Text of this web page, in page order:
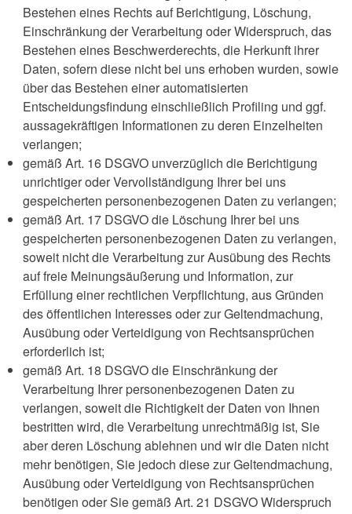
Bestehen eines Rechts auf Berichtigung, Löschung,
Einschränkung der Verarbeitung oder Widerspruch, das
Bestehen eines Beschwerderechts, die Herkunft ihrer
Daten, sofern diese nicht bei uns erhoben wurden, sowie
über das Bestehen einer automatisierten
Entscheidungsfindung einschließlich Profiling und ggf.
aussagekräftigen Informationen zu deren Einzelheiten
verlangen;
gemäß Art. 16 DSGVO unverzüglich die Berichtigung
unrichtiger oder Vervollständigung Ihrer bei uns
gespeicherten personenbezogenen Daten zu verlangen;
gemäß Art. 17 DSGVO die Löschung Ihrer bei uns
gespeicherten personenbezogenen Daten zu verlangen,
soweit nicht die Verarbeitung zur Ausübung des Rechts
auf freie Meinungsäußerung und Information, zur
Erfüllung einer rechtlichen Verpflichtung, aus Gründen
des öffentlichen Interesses oder zur Geltendmachung,
Ausübung oder Verteidigung von Rechtsansprüchen
erforderlich ist;
gemäß Art. 18 DSGVO die Einschränkung der
Verarbeitung Ihrer personenbezogenen Daten zu
verlangen, soweit die Richtigkeit der Daten von Ihnen
bestritten wird, die Verarbeitung unrechtmäßig ist, Sie
aber deren Löschung ablehnen und wir die Daten nicht
mehr benötigen, Sie jedoch diese zur Geltendmachung,
Ausübung oder Verteidigung von Rechtsansprüchen
benötigen oder Sie gemäß Art. 21 DSGVO Widerspruch